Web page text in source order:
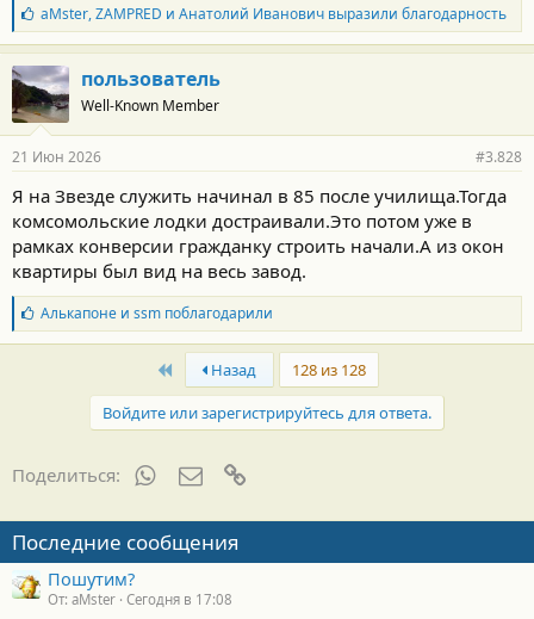
Б
л
а
г
о
д
а
н
с
т
и
aMster,ZAMPRED и Анатолий Ивановичвыразили благодарность
пользователь
Well-Known Member
21 Июн 2026 #3.828
Я на Звезде служить начинал в 85 после училища.Тогда
комсомольские лодки достраивали.Это потом уже в
рамках конверсии гражданку строить начали.А из окон
квартиры был вид на весь завод.
Б
л
а
о
т
и
:
Алькапонеи ssmпоблагодарили
First Назад
128 из 128
Войдите или зарегистрируйтесь для ответа.
Поделиться: WhatsAppЭлектронная почта
Последние сообщения
Пошутим?
От: aMster Сегодня в 17:08